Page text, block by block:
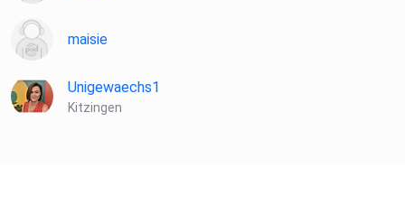
maisie
Unigewaechs1
Kitzingen